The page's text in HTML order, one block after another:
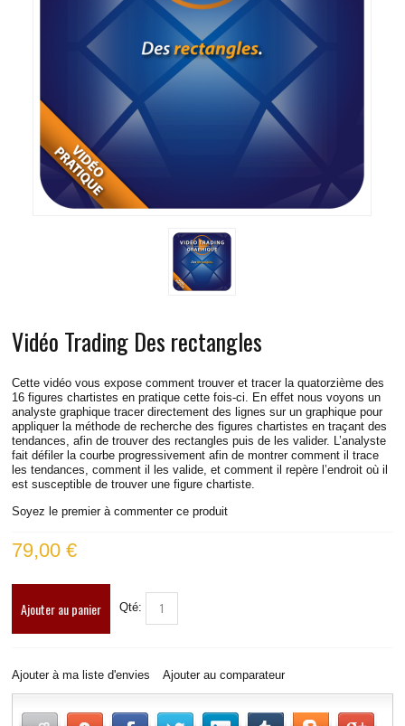
VIDÉOS TRADING GOLD
VIDÉOS TRADING PÉTROLE
VIDÉOS TRADING ARGENT
VIDÉOS TRADING S&P
VIDÉOS TRADING EUROSTOXX
VIDÉOS TRADING SPREAD DAX-STOXX
VIDÉOS TRADING EUR/USD
INFOS PRATIQUES
CONTACT
LIVE RADIO New
Vidéo Trading Des rectangles
Cette vidéo vous expose comment trouver et tracer la quatorzième des
16 figures chartistes en pratique cette fois-ci. En effet nous voyons un
analyste graphique tracer directement des lignes sur un graphique pour
appliquer la méthode de recherche des figures chartistes en traçant des
tendances, afin de trouver des rectangles puis de les valider. L’analyste
fait défiler la courbe progressivement afin de montrer comment il trace
les tendances, comment il les valide, et comment il repère l’endroit où il
est susceptible de trouver une figure chartiste.
Soyez le premier à commenter ce produit
79,00 €
Ajouter au panier Qté:
Ajouter à ma liste d'envies Ajouter au comparateur